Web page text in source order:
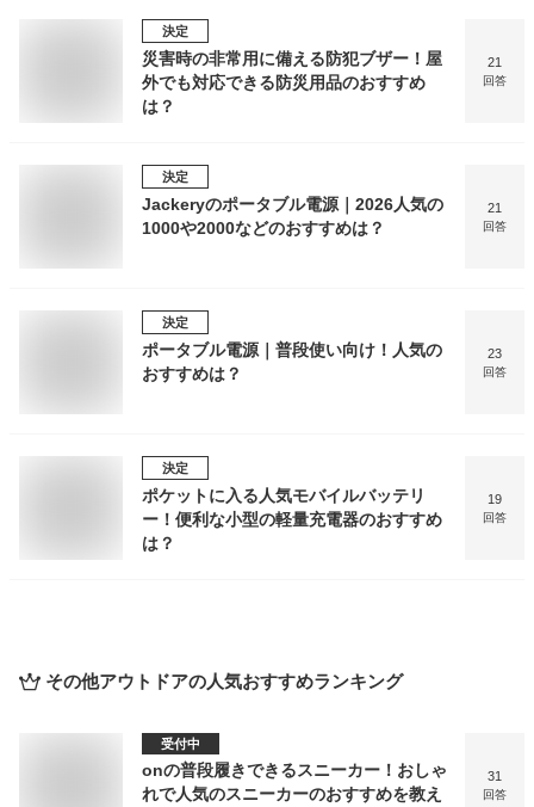
決定
災害時の非常用に備える防犯ブザー！屋
外でも対応できる防災用品のおすすめ
は？
21
回答
決定
Jackeryのポータブル電源｜2026人気の
1000や2000などのおすすめは？
21
回答
決定
ポータブル電源｜普段使い向け！人気の
おすすめは？
23
回答
決定
ポケットに入る人気モバイルバッテリ
ー！便利な小型の軽量充電器のおすすめ
は？
19
回答
その他アウトドアの人気おすすめランキング
受付中
onの普段履きできるスニーカー！おしゃ
れで人気のスニーカーのおすすめを教え
31
回答